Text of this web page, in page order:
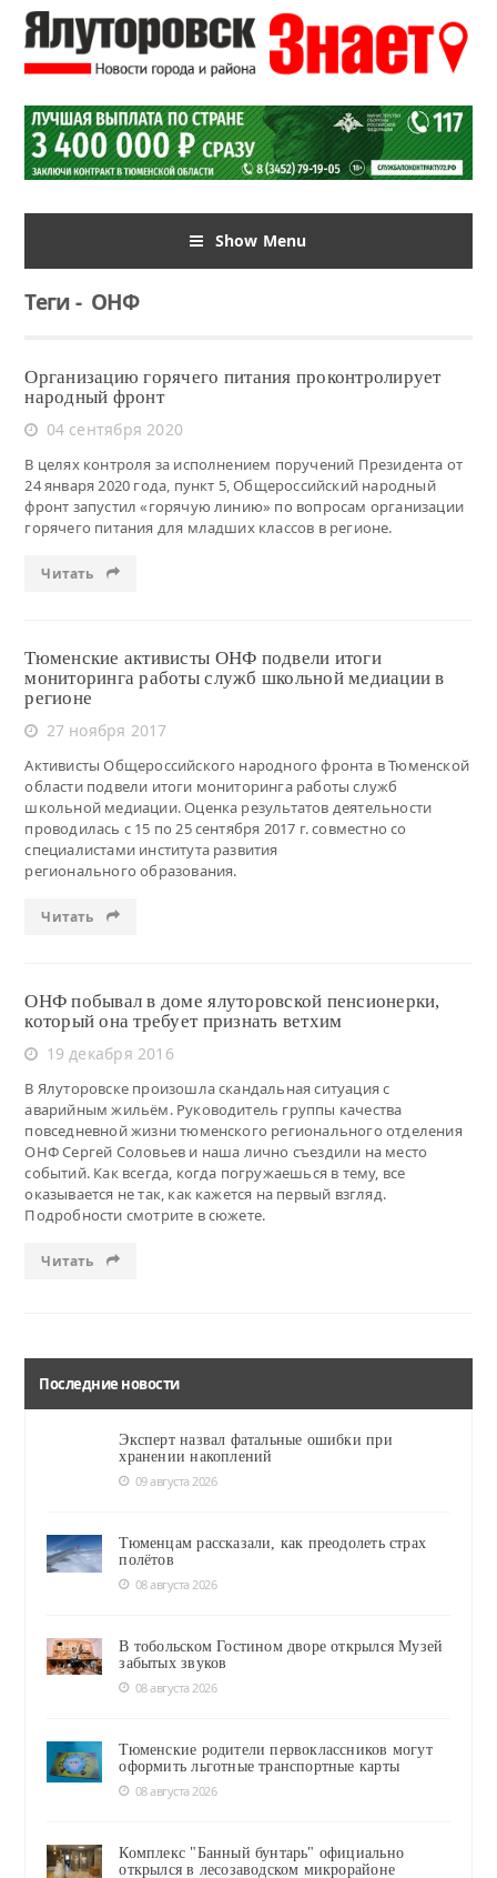
Show Menu
Теги-ОНФ
Организацию горячего питания проконтролирует
народный фронт
04 сентября 2020
В целях контроля за исполнением поручений Президента от
24 января 2020 года, пункт 5, Общероссийский народный
фронт запустил «горячую линию» по вопросам организации
горячего питания для младших классов в регионе.
Читать
Тюменские активисты ОНФ подвели итоги
мониторинга работы служб школьной медиации в
регионе
27 ноября 2017
Активисты Общероссийского народного фронта в Тюменской
области подвели итоги мониторинга работы служб
школьной медиации. Оценка результатов деятельности
проводилась с 15 по 25 сентября 2017 г. совместно со
специалистами института развития
регионального образования.
Читать
ОНФ побывал в доме ялуторовской пенсионерки,
который она требует признать ветхим
19 декабря 2016
В Ялуторовске произошла скандальная ситуация с
аварийным жильём. Руководитель группы качества
повседневной жизни тюменского регионального отделения
ОНФ Сергей Соловьев и наша лично съездили на место
событий. Как всегда, когда погружаешься в тему, все
оказывается не так, как кажется на первый взгляд.
Подробности смотрите в сюжете.
Читать
Последние новости
Эксперт назвал фатальные ошибки при
хранении накоплений
09 августа 2026
Тюменцам рассказали, как преодолеть страх
полётов
08 августа 2026
В тобольском Гостином дворе открылся Музей
забытых звуков
08 августа 2026
Тюменские родители первоклассников могут
оформить льготные транспортные карты
08 августа 2026
Комплекс "Банный бунтарь" официально
открылся в лесозаводском микрорайоне